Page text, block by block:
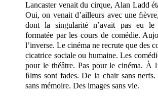
Lancaster venait du cirque, Alan Ladd
Oui, on venait d’ailleurs avec une
dont la singularité n’avait pas eu le
formatée par les cours de comédie.
l’inverse. Le cinéma ne recrute que des
cicatrice sociale ou humaine. Les
pour le théâtre. Pas pour le cinéma. À
ﬁlms sont fades. De la chair sans nerfs.
sans mémoire. Des images sans vie.